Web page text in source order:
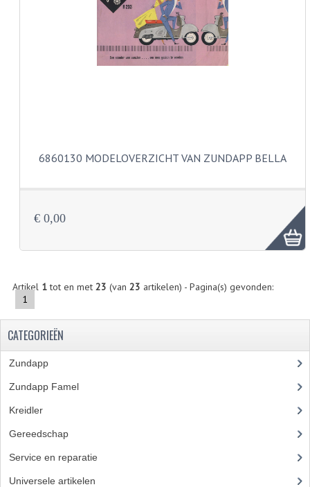
CADEAUTIPS (NIET ACTIEF)
FRAME ONDERDELEN
MOTOR ONDERDELEN
FRAME ONDERDELEN
6860130 MODELOVERZICHT VAN ZUNDAPP BELLA
€ 0,00
Artikel 1tot en met 23 (van 23 artikelen) - Pagina(s) gevonden:
1
CATEGORIEËN
Zundapp
Zundapp Famel
Kreidler
Gereedschap
Service en reparatie
Universele artikelen